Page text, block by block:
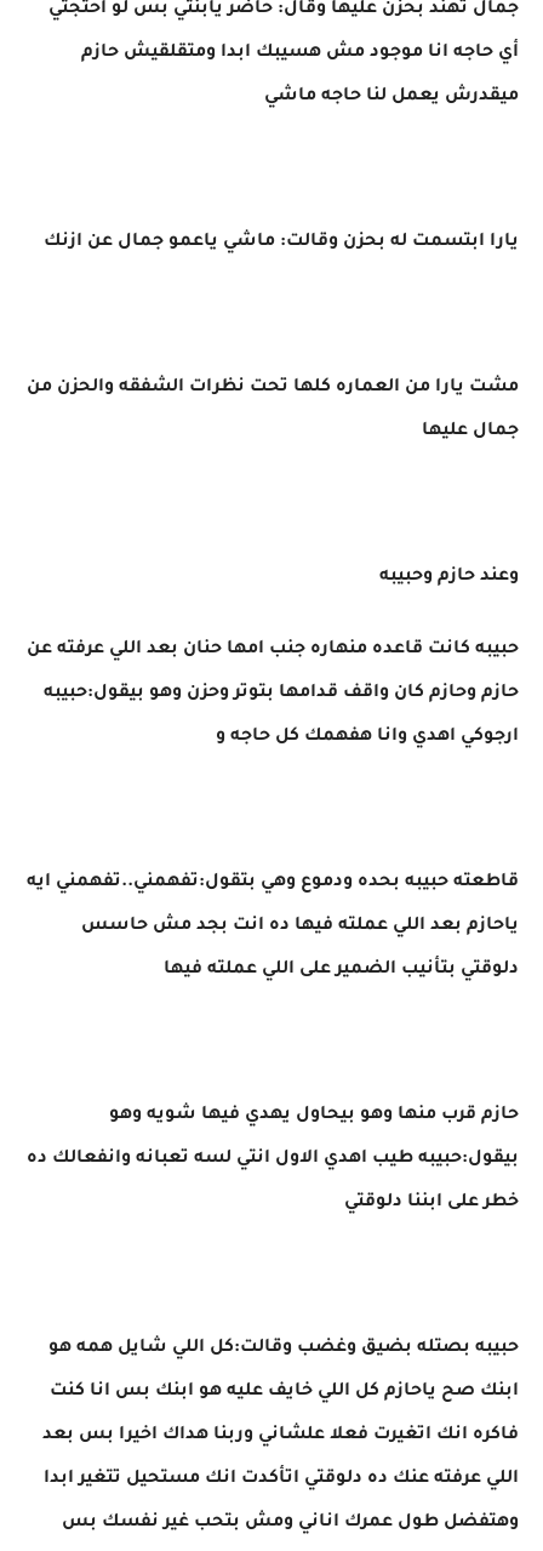
جمال تهند بحزن عليها وقال: حاضر يابنتي بس لو احتجتي
أي حاجه انا موجود مش هسيبك ابدا ومتقلقيش حازم
ميقدرش يعمل لنا حاجه ماشي
يارا ابتسمت له بحزن وقالت: ماشي ياعمو جمال عن ازنك
مشت يارا من العماره كلها تحت نظرات الشفقه والحزن من
جمال عليها
وعند حازم وحبيبه
حبيبه كانت قاعده منهاره جنب امها حنان بعد اللي عرفته عن
حازم وحازم كان واقف قدامها بتوتر وحزن وهو بيقول:حبيبه
ارجوكي اهدي وانا هفهمك كل حاجه و
قاطعته حبيبه بحده ودموع وهي بتقول:تفهمني..تفهمني ايه
ياحازم بعد اللي عملته فيها ده انت بجد مش حاسس
دلوقتي بتأنيب الضمير على اللي عملته فيها
حازم قرب منها وهو بيحاول يهدي فيها شويه وهو
بيقول:حبيبه طيب اهدي الاول انتي لسه تعبانه وانفعالك ده
خطر على ابننا دلوقتي
حبيبه بصتله بضيق وغضب وقالت:كل اللي شايل همه هو
ابنك صح ياحازم كل اللي خايف عليه هو ابنك بس انا كنت
فاكره انك اتغيرت فعلا علشاني وربنا هداك اخيرا بس بعد
اللي عرفته عنك ده دلوقتي اتأكدت انك مستحيل تتغير ابدا
وهتفضل طول عمرك اناني ومش بتحب غير نفسك بس